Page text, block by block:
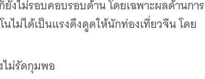
งไม่รอบคอบรอบด้าน โดยเฉพาะผลด้านการ
ไม่ได้เป็นแรงดึงดูดให้นักท่องเที่ยวจีน โดย
ม่รัดกุมพอ